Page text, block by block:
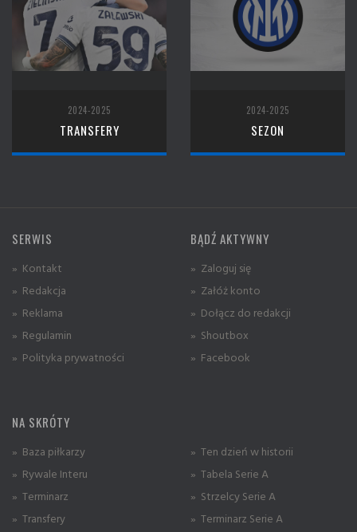
2024-2025
TRANSFERY
2024-2025
SEZON
SERWIS
» Kontakt
» Redakcja
» Reklama
» Regulamin
» Polityka prywatności
BĄDŹ AKTYWNY
» Zaloguj się
» Załóż konto
» Dołącz do redakcji
» Shoutbox
» Facebook
NA SKRÓTY
» Baza piłkarzy
» Rywale Interu
» Terminarz
» Transfery
» Ten dzień w historii
» Tabela Serie A
» Strzelcy Serie A
» Terminarz Serie A